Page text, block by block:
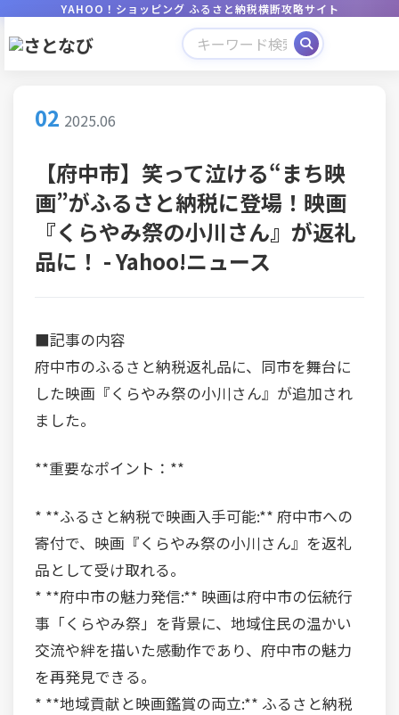
YAHOO！ショッピング ふるさと納税横断攻略サイト
02 2025.06
【府中市】笑って泣ける“まち映
画”がふるさと納税に登場！映画
『くらやみ祭の小川さん』が返礼
品に！ - Yahoo!ニュース
■記事の内容
府中市のふるさと納税返礼品に、同市を舞台に
した映画『くらやみ祭の小川さん』が追加され
ました。
**重要なポイント：**
* **ふるさと納税で映画入手可能:** 府中市への
寄付で、映画『くらやみ祭の小川さん』を返礼
品として受け取れる。
* **府中市の魅力発信:** 映画は府中市の伝統行
事「くらやみ祭」を背景に、地域住民の温かい
交流や絆を描いた感動作であり、府中市の魅力
を再発見できる。
* **地域貢献と映画鑑賞の両立:** ふるさと納税